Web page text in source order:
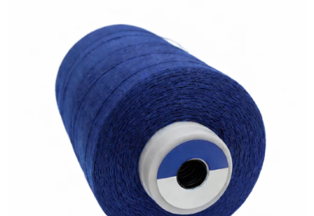
hvězdiček.